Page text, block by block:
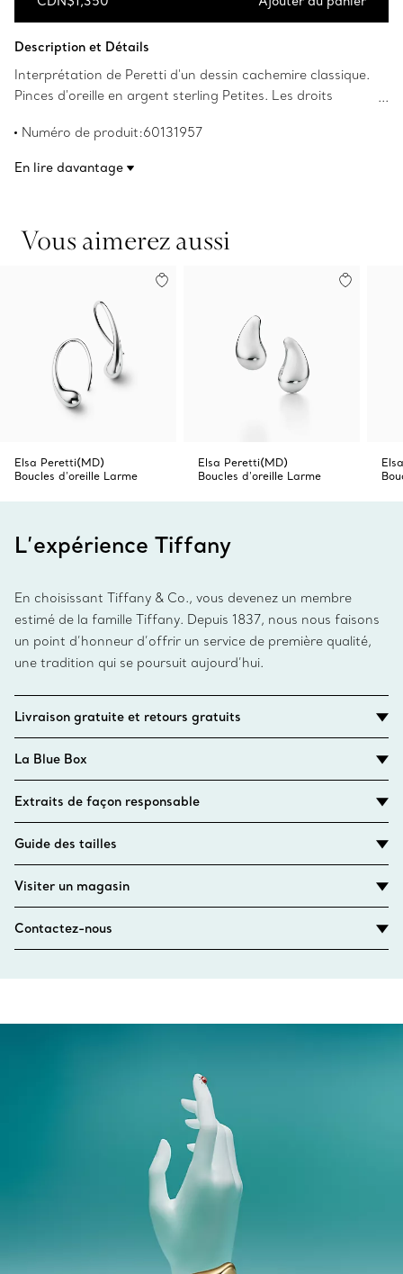
Description et Détails
Interprétation de Peretti d'un dessin cachemire classique.
Pinces d'oreille en argent sterling Petites. Les droits
Peretti(MD).
Numéro de produit:60131957
En lire davantage
Vous aimerez aussi
Elsa Peretti(MD)
Boucles d'oreille Larme
Elsa Peretti(MD)
Boucles d'oreille Larme
L’expérience Tiffany
En choisissant Tiffany & Co., vous devenez un membre
estimé de la famille Tiffany. Depuis 1837, nous nous faisons
un point d’honneur d’offrir un service de première qualité,
une tradition qui se poursuit aujourd’hui.
Livraison gratuite et retours gratuits
La Blue Box
Extraits de façon responsable
Guide des tailles
Visiter un magasin
Contactez-nous